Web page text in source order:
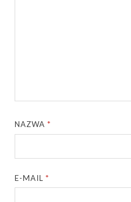
NAZWA*
E-MAIL*